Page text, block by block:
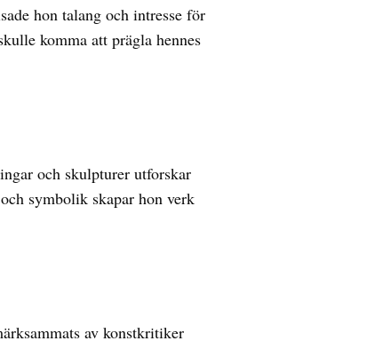
hon talang och intresse för
komma att prägla hennes
och skulpturer utforskar
symbolik skapar hon verk
av konstkritiker